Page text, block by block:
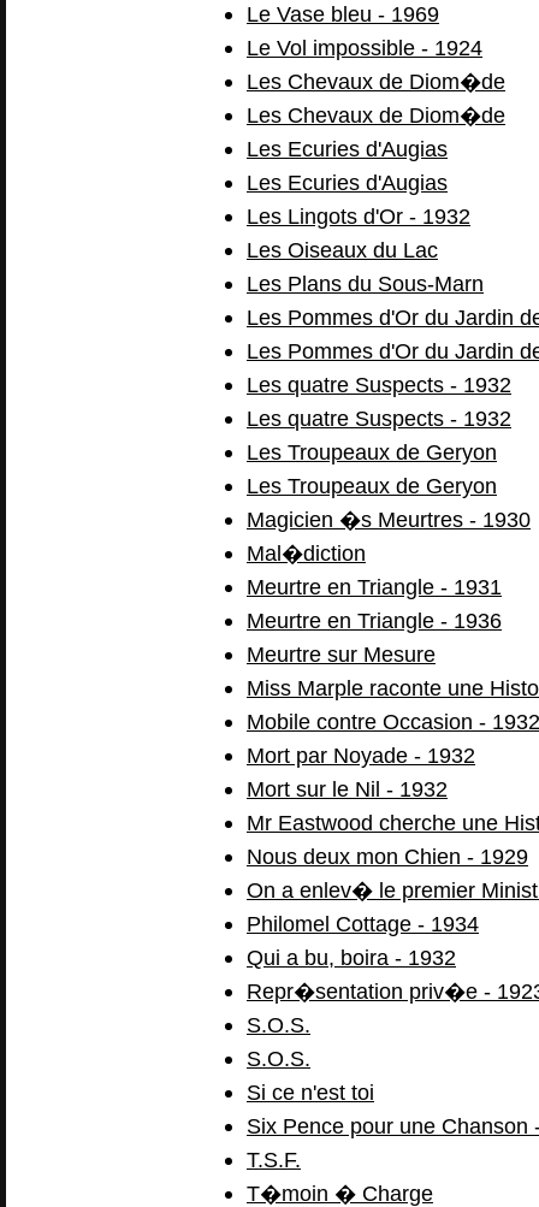
Le Vase bleu - 1969
Le Vol impossible - 1924
Les Chevaux de Diom�de
Les Chevaux de Diom�de
Les Ecuries d'Augias
Les Ecuries d'Augias
Les Lingots d'Or - 1932
Les Oiseaux du Lac
Les Plans du Sous-Marn
Les Pommes d'Or du Jardin
Les Pommes d'Or du Jardin
Les quatre Suspects - 1932
Les quatre Suspects - 1932
Les Troupeaux de Geryon
Les Troupeaux de Geryon
Magicien �s Meurtres - 1930
Mal�diction
Meurtre en Triangle - 1931
Meurtre en Triangle - 1936
Meurtre sur Mesure
Miss Marple raconte une
Mobile contre Occasion - 1932
Mort par Noyade - 1932
Mort sur le Nil - 1932
Mr Eastwood cherche une
Nous deux mon Chien - 1929
On a enlev� le premier
Philomel Cottage - 1934
Qui a bu, boira - 1932
Repr�sentation priv�e -
S.O.S.
S.O.S.
Si ce n'est toi
Six Pence pour une Chanson
T.S.F.
T�moin � Charge